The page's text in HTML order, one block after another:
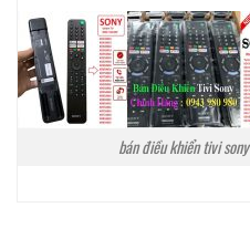
bán điều khiển tivi sony